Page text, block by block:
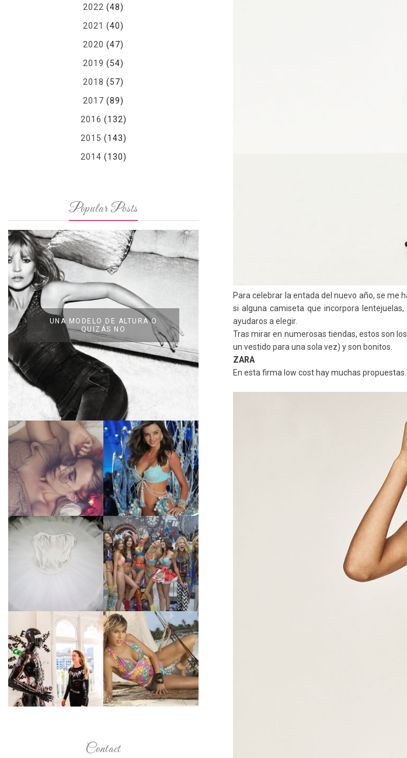
Para celebrar la entada del nuevo año, se me
si alguna camiseta que incorpora
ayudaros a elegir.
Tras mirar en numerosas tiendas, estos son
un vestido para una sola vez) y son bonitos.
ZARA
En esta firma low cost hay muchas propuestas.
2022 (48)
2021 (40)
2020 (47)
2019 (54)
2018 (57)
2017 (89)
2016 (132)
2015 (143)
2014 (130)
Popular Posts
UNA MODELO DE ALTURA O
QUIZÁS NO
LA BAILARINA
BLANCA DE LA
CRUZ O COMO
REINVENTARSE
ANTE LA
ADVERSIDAD.
LA ALTURA DE LAS
MODELOS MAS
ALTAS
TUTORIAL PARA
HACER UN TUTÚ
DE BALLET DE
¿QUIERES SABER
LA EDAD Y ALTURA
DE LAS MODELOS
VICTORIA'S
SECRET 2017?
MARGA GONZÁLEZ
Y ELIA FERNÁNDEZ
DIALOGAN EN
ESPACIO DEL
ANONIMATO, LA
CASA ROSA DE
OVIEDO
LA ALTURA DE LAS
MODELOS MAS
BAJITAS
Contact